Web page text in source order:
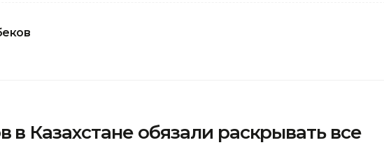
в Казахстане обязали раскрывать все